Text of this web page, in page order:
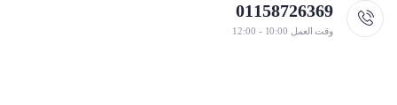
01158726369
وقت العمل 10:00 - 12:00